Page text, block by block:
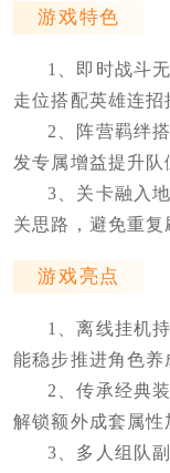
游戏特色
1、即时战斗
走位搭配英雄连招
2、阵营羁绊
发专属增益提升队
3、关卡融入
关思路，避免重复
游戏亮点
1、离线挂机
能稳步推进角色养
2、传承经典
解锁额外成套属性
3、多人组队